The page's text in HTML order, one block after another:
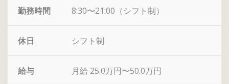
勤務時間 8:30〜21:00（シフト制）
休日 シフト制
給与 月給 25.0万円〜50.0万円